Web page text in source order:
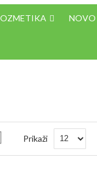
NOVO
NastaviPrikaži